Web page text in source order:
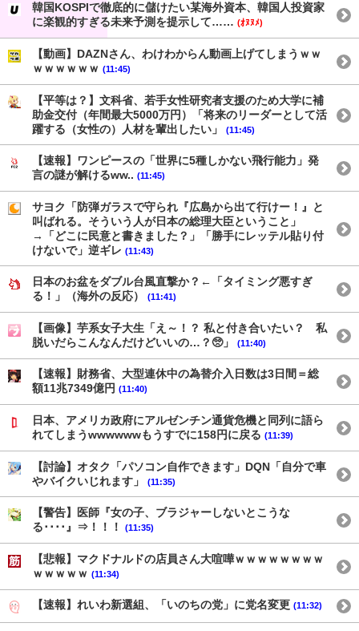
韓国KOSPIで徹底的に儲けたい某海外資本、韓国人投資家
に楽観的すぎる未来予測を提示して…… (ｵﾇﾇﾒ)
【動画】DAZNさん、わけわからん動画上げてしまうｗｗ
ｗｗｗｗｗｗ (11:45)
【平等は？】文科省、若手女性研究者支援のため大学に補
助金交付（年間最大5000万円）「将来のリーダーとして活
躍する（女性の）人材を輩出したい」
(11:45)
【速報】ワンピースの「世界に5種しかない飛行能力」発
言の謎が解けるww.. (11:45)
サヨク「防弾ガラスで守られ『広島から出て行けー！』と
叫ばれる。そういう人が日本の総理大臣ということ」
→「どこに民意と書きました？」「勝手にレッテル貼り付
けないで」逆ギレ (11:43)
日本のお盆をダブル台風直撃か？←「タイミング悪すぎ
る！」（海外の反応）
(11:41)
【画像】芋系女子大生「え～！？ 私と付き合いたい？ 私
脱いだらこんなんだけどいいの…？🥺」
(11:40)
【速報】財務省、大型連休中の為替介入日数は3日間＝総
額11兆7349億円 (11:40)
日本、アメリカ政府にアルゼンチン通貨危機と同列に語ら
れてしまうwwwwwwもうすでに158円に戻る (11:39)
【討論】オタク「パソコン自作できます」DQN「自分で車
やバイクいじれます」
(11:35)
【警告】医師『女の子、ブラジャーしないとこうな
る････』⇒！！！
(11:35)
【悲報】マクドナルドの店員さん大喧嘩ｗｗｗｗｗｗｗｗ
ｗｗｗｗｗ (11:34)
【速報】れいわ新選組、「いのちの党」に党名変更 (11:32)